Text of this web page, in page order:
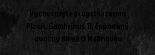
Vychutnejte si vychlazenou
Plzeň, Gambrinus 11, čepovaný
ovocný Birell či Malinovku